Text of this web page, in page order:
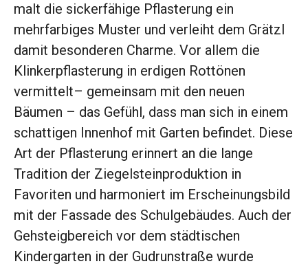
malt die sickerfähige Pflasterung ein
mehrfarbiges Muster und verleiht dem Grätzl
damit besonderen Charme. Vor allem die
Klinkerpflasterung in erdigen Rottönen
vermittelt– gemeinsam mit den neuen
Bäumen – das Gefühl, dass man sich in einem
schattigen Innenhof mit Garten befindet. Diese
Art der Pflasterung erinnert an die lange
Tradition der Ziegelsteinproduktion in
Favoriten und harmoniert im Erscheinungsbild
mit der Fassade des Schulgebäudes. Auch der
Gehsteigbereich vor dem städtischen
Kindergarten in der Gudrunstraße wurde